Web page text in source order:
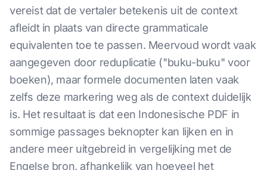
vereist dat de vertaler betekenis uit de context
afleidt in plaats van directe grammaticale
equivalenten toe te passen. Meervoud wordt vaak
aangegeven door reduplicatie ("buku-buku" voor
boeken), maar formele documenten laten vaak
zelfs deze markering weg als de context duidelijk
is. Het resultaat is dat een Indonesische PDF in
sommige passages beknopter kan lijken en in
andere meer uitgebreid in vergelijking met de
Engelse bron, afhankelijk van hoeveel het